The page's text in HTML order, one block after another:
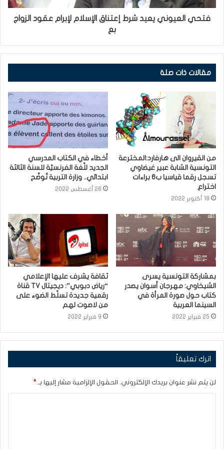
فتحي العيوني يعيد شرط إعتناق الإسلام لإبرام عقود الزواج
بع
مقالات ذات صلة
من القيروان الى هارفارد:المخترعة
التونسية الشابة عبير غيضاوي
تسجل رقما قياسيا ب6 براءات
اختراع
18 أكتوبر 2022
أخطاء في الكتاب المدرسي
الجديد للّغة الفرنسيّة للسنة الثالثة
ابتدائي.. وزارة التربية تُوضّح
26 أغسطس 2022
بمشاركة التونسية يسرى
الشيخاوي: مهرجان أسوان يصدر
كتاب حول صورة المرأة في
السينما العربية
25 فبراير 2022
ثقافة يشرف عليها الإعلامي
“رياض دبوبي”: ديجيتال TV قناة
رقمية جديدة تسلّط الضوء على
من لاصوت لهم
9 فبراير 2022
اترك تعليقاً
لن يتم نشر عنوان بريدك الإلكتروني. الحقول الإلزامية مشار إليها بـ *